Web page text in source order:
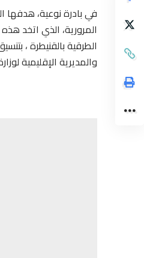
في بادرة نوعية، هدفها
الطرقية بالقنيطرة ،
والمديرية الإقليمية